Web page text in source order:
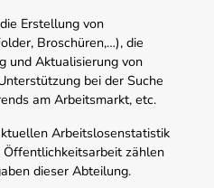
Erstellung von
Broschüren,…), die
und Aktualisierung von
bei der Suche
am Arbeitsmarkt, etc.
Arbeitslosenstatistik
zählen
dieser Abteilung.